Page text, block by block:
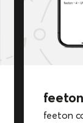
feeton